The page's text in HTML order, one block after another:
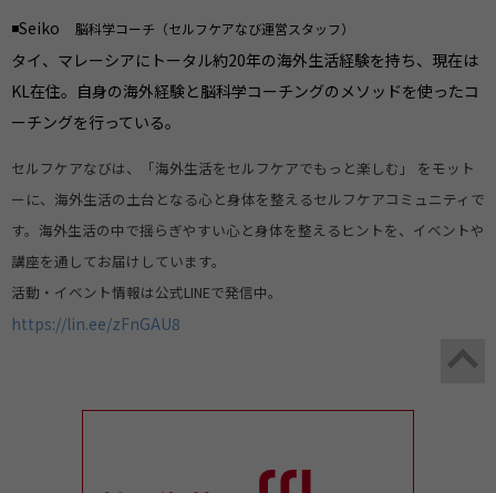
◾️Seiko 脳科学コーチ（セルフケアなび運営スタッフ）
タイ、マレーシアにトータル約20年の海外生活経験を持ち、現在は
KL在住。自身の海外経験と脳科学コーチングのメソッドを使ったコ
ーチングを行っている。
セルフケアなびは、「海外生活をセルフケアでもっと楽しむ」 をモット
ーに、海外生活の土台となる心と身体を整えるセルフケアコミュニティで
す。海外生活の中で揺らぎやすい心と身体を整えるヒントを、イベントや
講座を通してお届けしています。
活動・イベント情報は公式LINEで発信中。
https://lin.ee/zFnGAU8